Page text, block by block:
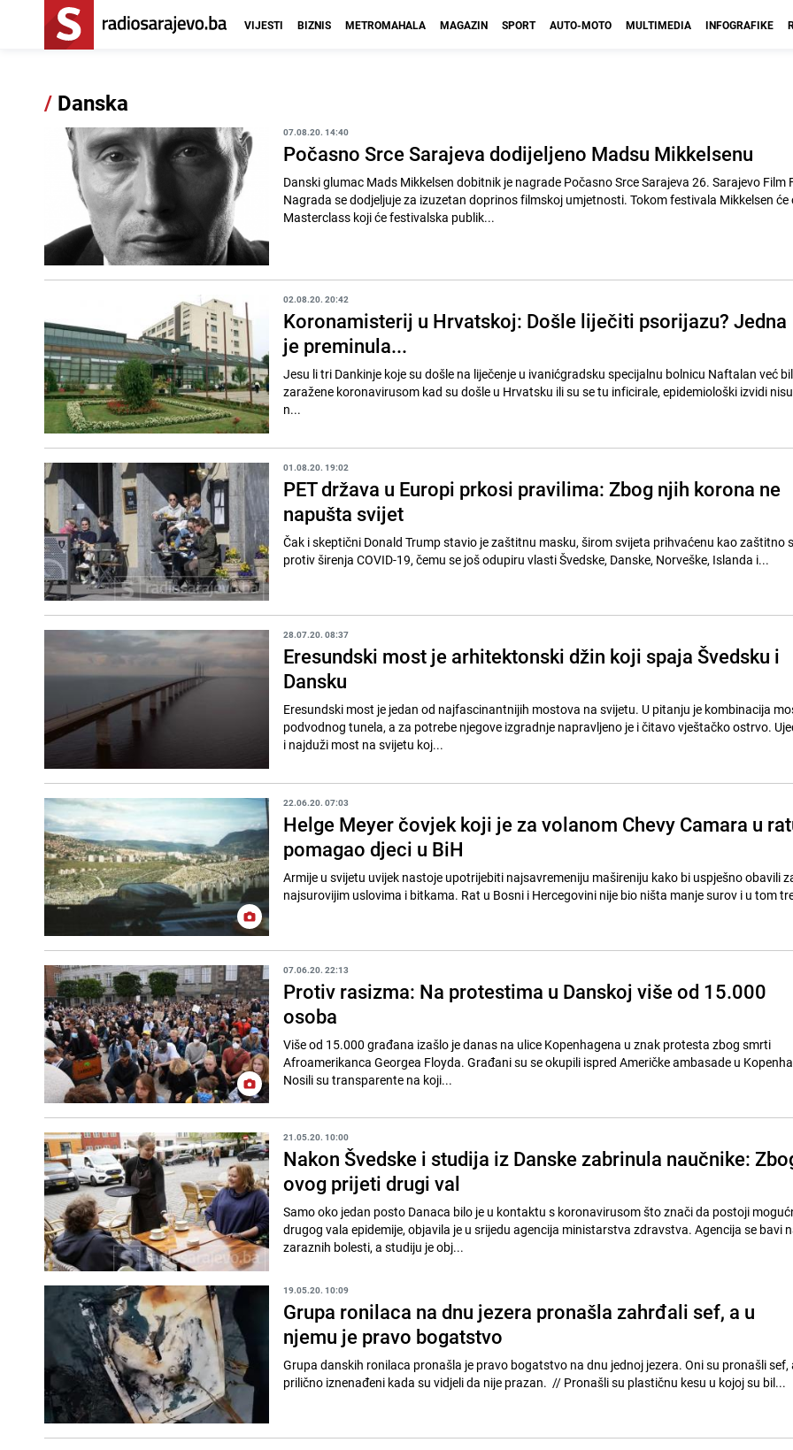
VIJESTI BIZNIS METROMAHALA MAGAZIN SPORT AUTO-MOTO MULTIMEDIA INFOGRAFIKE
/ Danska
07.08.20. 14:40
Počasno Srce Sarajeva dodijeljeno Madsu Mikkelsenu
Danski glumac Mads Mikkelsen dobitnik je nagrade Počasno Srce Sarajeva 26. Sarajevo Film
Nagrada se dodjeljuje za izuzetan doprinos filmskoj umjetnosti. Tokom festivala Mikkelsen
Masterclass koji će festivalska publik...
02.08.20. 20:42
Koronamisterij u Hrvatskoj: Došle liječiti psorijazu? Jedna
je preminula...
Jesu li tri Dankinje koje su došle na liječenje u ivanićgradsku specijalnu bolnicu Naftalan već
zaražene koronavirusom kad su došle u Hrvatsku ili su se tu inficirale, epidemiološki izvidi
n...
01.08.20. 19:02
PET država u Europi prkosi pravilima: Zbog njih korona ne
napušta svijet
Čak i skeptični Donald Trump stavio je zaštitnu masku, širom svijeta prihvaćenu kao zaštitno
protiv širenja COVID-19, čemu se još odupiru vlasti Švedske, Danske, Norveške, Islanda i...
28.07.20. 08:37
Eresundski most je arhitektonski džin koji spaja Švedsku i
Dansku
Eresundski most je jedan od najfascinantnijih mostova na svijetu. U pitanju je kombinacija
podvodnog tunela, a za potrebe njegove izgradnje napravljeno je i čitavo vještačko ostrvo.
i najduži most na svijetu koj...
22.06.20. 07:03
Helge Meyer čovjek koji je za volanom Chevy Camara u
pomagao djeci u BiH
Armije u svijetu uvijek nastoje upotrijebiti najsavremeniju mašireniju kako bi uspješno obavili
najsurovijim uslovima i bitkama. Rat u Bosni i Hercegovini nije bio ništa manje surov i u
07.06.20. 22:13
Protiv rasizma: Na protestima u Danskoj više od 15.000
osoba
Više od 15.000 građana izašlo je danas na ulice Kopenhagena u znak protesta zbog smrti
Afroamerikanca Georgea Floyda. Građani su se okupili ispred Američke ambasade u
Nosili su transparente na koji...
21.05.20. 10:00
Nakon Švedske i studija iz Danske zabrinula naučnike:
ovog prijeti drugi val
Samo oko jedan posto Danaca bilo je u kontaktu s koronavirusom što znači da postoji
drugog vala epidemije, objavila je u srijedu agencija ministarstva zdravstva. Agencija se bavi
zaraznih bolesti, a studiju je obj...
19.05.20. 10:09
Grupa ronilaca na dnu jezera pronašla zahrđali sef, a u
njemu je pravo bogatstvo
Grupa danskih ronilaca pronašla je pravo bogatstvo na dnu jednoj jezera. Oni su pronašli sef,
prilično iznenađeni kada su vidjeli da nije prazan. // Pronašli su plastičnu kesu u kojoj su bil...